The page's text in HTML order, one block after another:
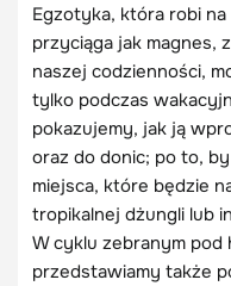
Egzotyka, która robi
przyciąga jak magnes,
naszej codzienności,
tylko podczas
pokazujemy, jak ją
oraz do donic; po to,
miejsca, które będzie
tropikalnej dżungli lub
W cyklu zebranym pod
przedstawiamy także